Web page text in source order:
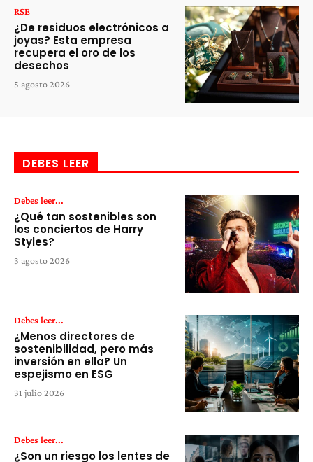
RSE
¿De residuos electrónicos a
joyas? Esta empresa
recupera el oro de los
desechos
5 agosto 2026
DEBES LEER
Debes leer...
¿Qué tan sostenibles son
los conciertos de Harry
Styles?
3 agosto 2026
Debes leer...
¿Menos directores de
sostenibilidad, pero más
inversión en ella? Un
espejismo en ESG
31 julio 2026
Debes leer...
¿Son un riesgo los lentes de